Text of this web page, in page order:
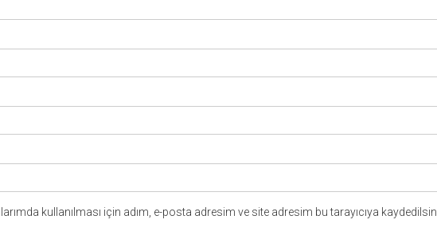
kullanılması için adım, e-posta adresim ve site adresim bu tarayıcıya kaydedilsin.